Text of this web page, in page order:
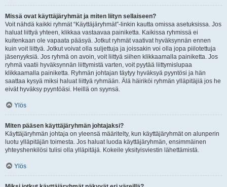
Missä ovat käyttäjäryhmät ja miten liityn sellaiseen?
Voit nähdä kaikki ryhmät “Käyttäjäryhmät”-linkin kautta omissa asetuksissa. Jos
haluat liittyä yhteen, klikkaa vastaavaa painiketta. Kaikissa ryhmissä ei
kuitenkaan ole vapaata pääsyä. Jotkut ryhmät vaativat hyväksynnän ennen
kuin voit liittyä. Jotkut voivat olla suljettuja ja joissakin voi olla jopa piilotettuja
jäsenyyksiä. Jos ryhmä on avoin, voit liittyä siihen klikkaamalla painiketta. Jos
ryhmä vaatii hyväksynnän liittymistä varten, voit pyytää liittymislupaa
klikkaamalla painiketta. Ryhmän johtajan täytyy hyväksyä pyyntösi ja hän
saattaa kysyä miksi haluat liittyä ryhmään. Älä häiriköi ryhmän ylläpitäjiä jos he
eivät hyväksy pyyntöäsi. Heillä on syynsä.
Ylös
Miten pääsen käyttäjäryhmän johtajaksi?
Käyttäjäryhmän johtaja on yleensä määritelty, kun käyttäjäryhmät on alunperin
luotu ylläpitäjän toimesta. Jos haluat luoda käyttäjäryhmän, ensimmäinen
yhteyshenkilösi tulisi olla ylläpitäjä. Kokeile yksityisviestin lähettämistä.
Ylös